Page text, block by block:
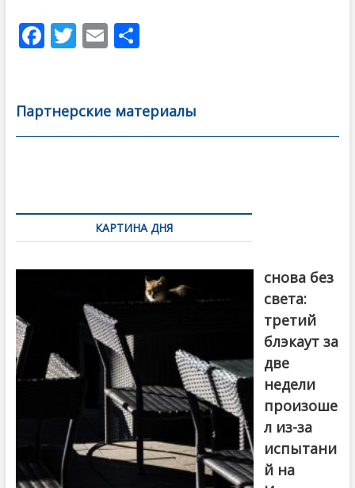
F
b
o
T
er
E
l
О
а
в
Партнерские материалы
по
записямКАРТИНА ДНЯ
снова без
света:
третий
блэкаут за
две
недели
произоше
л из-за
испытани
й на